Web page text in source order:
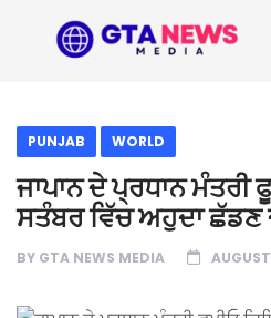
PUNJAB WORLD
ਜਾਪਾਨ ਦੇ ਪ੍ਰਧਾਨ ਮੰਤਰੀ
ਸਤੰਬਰ ਵਿੱਚ ਅਹੁਦਾ ਛੱਡਣ
BY GTA NEWS MEDIA